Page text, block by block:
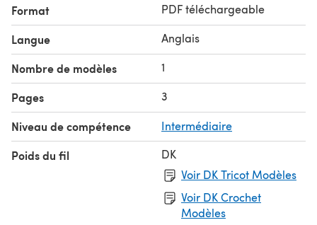
Format PDF téléchargeable
Langue Anglais
Nombre de modèles 1
Pages 3
Niveau de compétence Intermédiaire
Poids du fil
DK
Voir DK Tricot Modèles
Voir DK Crochet
Modèles